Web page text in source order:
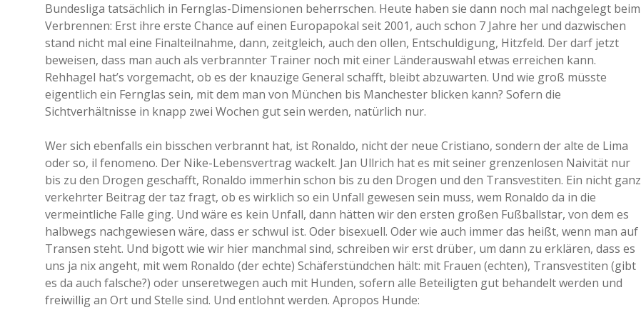
Bundesliga tatsächlich in Fernglas-Dimensionen beherrschen. Heute haben sie dann noch mal nachgelegt beim
Verbrennen: Erst ihre erste Chance auf einen Europapokal seit 2001, auch schon 7 Jahre her und dazwischen
stand nicht mal eine Finalteilnahme, dann, zeitgleich, auch den ollen, Entschuldigung, Hitzfeld. Der darf jetzt
beweisen, dass man auch als verbrannter Trainer noch mit einer Länderauswahl etwas erreichen kann.
Rehhagel hat’s vorgemacht, ob es der knauzige General schafft, bleibt abzuwarten. Und wie groß müsste
eigentlich ein Fernglas sein, mit dem man von München bis Manchester blicken kann? Sofern die
Sichtverhältnisse in knapp zwei Wochen gut sein werden, natürlich nur.
Wer sich ebenfalls ein bisschen verbrannt hat, ist Ronaldo, nicht der neue Cristiano, sondern der alte de Lima
oder so, il fenomeno. Der Nike-Lebensvertrag wackelt. Jan Ullrich hat es mit seiner grenzenlosen Naivität nur
bis zu den Drogen geschafft, Ronaldo immerhin schon bis zu den Drogen und den Transvestiten. Ein nicht ganz
verkehrter Beitrag der taz fragt, ob es wirklich so ein Unfall gewesen sein muss, wem Ronaldo da in die
vermeintliche Falle ging. Und wäre es kein Unfall, dann hätten wir den ersten großen Fußballstar, von dem es
halbwegs nachgewiesen wäre, dass er schwul ist. Oder bisexuell. Oder wie auch immer das heißt, wenn man auf
Transen steht. Und bigott wie wir hier manchmal sind, schreiben wir erst drüber, um dann zu erklären, dass es
uns ja nix angeht, mit wem Ronaldo (der echte) Schäferstündchen hält: mit Frauen (echten), Transvestiten (gibt
es da auch falsche?) oder unseretwegen auch mit Hunden, sofern alle Beteiligten gut behandelt werden und
freiwillig an Ort und Stelle sind. Und entlohnt werden. Apropos Hunde: